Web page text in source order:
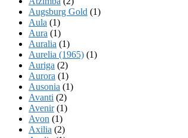
Augsburg Gold (1)
Aula (1)
Aura (1)
Auralia (1)
Aurelia (1965) (1)
Auriga (2)
Aurora (1)
Ausonia (1)
Avanti (2)
Avenir(1)
Avon (1)
Axilia (2)